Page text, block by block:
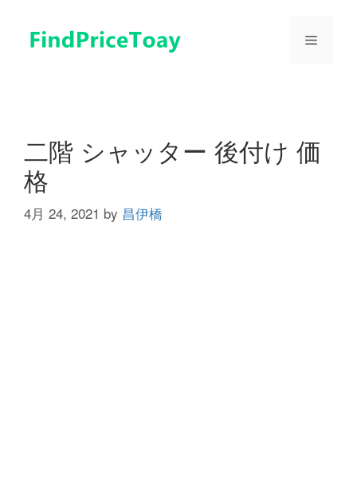
メ
二階 シャッター 後付け 価
格
4月 24, 2021 by 昌伊橋